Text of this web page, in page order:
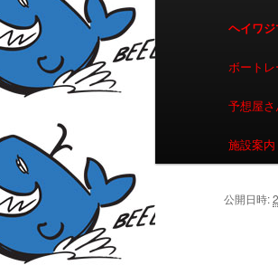
ヘイワ
ボート
予想屋
施設案内
公開日時: